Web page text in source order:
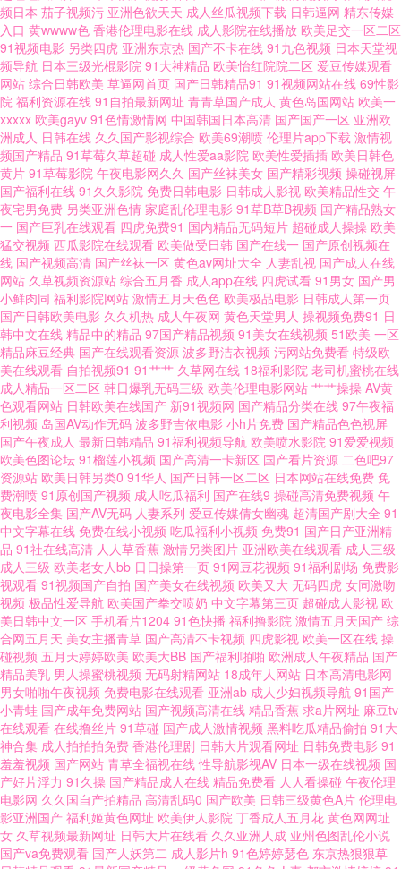
美肏屄人 传媒资源网站 欧美透明视频一区 97人人操人人爽 2012中文字幕国
语版 日韩精品在线导航 国产精品mv一区 91不卡精品国产乱码 国产激情视频
网站 亚洲喷奶水 欧美另类综合 草草浮力快猫 深夜激情av 国产一线中文字幕
一区国产三区 琪琪电影福利网2017 电影在线观 午夜色啪啪555wwwcom 欧
美国产日韩在线视频 岛国A片 婷婷五月色导航 韩国日本a级片 在线片播放 日
韩中文字幕高清 国产三級精品专区 在线中文国产制服欧美 日韩欧美中文字
幕涩涩 国产乱人视频免费观看 一级肏屄 欧美美女激情伦理一区二区三区四
区 精品国产区123 草莓福利导航 丝瓜黄瓜草莓向日 果冻传媒视频在线播放
产国VA 天天躁夜夜躁狠狠夜夜 九九久视频在线观看 96sao精 私人电影网 国
产人妻久久精品一区 亚洲日韩欧美国产专区 日本免费观看高清h片 国产福利
草草 亚洲精品国产综合99久久一区 欧美在线视频99 成全在线观看高清资源
天天看片 乱码中文字幕 97日韩欧美国产一区二区三区精品在线免费视频 肏
屄视频网址 午夜剧场直接免费观看 每天观看国 亚洲成熟女性毛 免费的日韩
欧美视频 超碰免费人人妻 少妇性爱娱乐影院 好姑娘3电视剧在线观看 成全高
清电影免费 国产一级黄国产综 亚洲综合91 老司机福利入口 AV黄色在线 日
韩精品一区国产精品 亚洲最大激情中文字幕 欧美深喉猛交一区二区 日本午
夜免费影院 国产精品出奶水一 亚洲观看视频在线观看 美女全光末满18勿进
91性生活短片 人妖av 豆花社区视频 他添的我好湿好 国产破苞第一次 中文字
幕视频一区 人人电影 后入小少妇 中文字幕人成乱码熟女 日本Aⅴ网站 国产午
频日本 茄子视频污 亚洲色欲天天 成人丝瓜视频下载 日韩逼网 精东传媒
入口 黄wwww色 香港伦理电影在线 成人影院在线播放 欧美足交一区二区
91视频电影 另类四虎 亚洲东京热 国产不卡在线 91九色视频 日本天堂视
频导航 日本三级光棍影院 91大神精品 欧美怡红院院二区 爱豆传媒观看
网站 综合日韩欧美 草逼网首页 国产日韩精品91 91视频网站在线 69性影
院 福利资源在线 91自拍最新网址 青青草国产成人 黄色岛国网站 欧美一
xxxxx 欧美gayv 91色情激情网 中国韩国日本高清 国产国产一区 亚洲欧
洲成人 日韩在线 久久国产影视综合 欧美69潮喷 伦理片app下载 激情视
频国产精品 91草莓久草超碰 成人性爱aa影院 欧美性爱插插 欧美日韩色
黄片 91草莓影院 午夜电影网久久 国产丝袜美女 国产精彩视频 操碰视屏
国产福利在线 91久久影院 免费日韩电影 日韩成人影视 欧美精品性交 午
夜宅男免费 另类亚洲色情 家庭乱伦理电影 91草B草B视频 国产精品熟女
一 国产巨乳在线观看 四虎免费91 国内精品无码短片 超碰成人操操 欧美
猛交视频 西瓜影院在线观看 欧美做受日韩 国产在线一 国产原创视频在
线 国产视频高清 国产丝袜一区 黄色av网址大全 人妻乱视 国产成人在线
网站 久草视频资源站 综合五月香 成人app在线 四虎试看 91男女 国产男
小鲜肉同 福利影院网站 激情五月天色色 欧美极品电影 日韩成人第一页
国产日韩欧美电影 久久机热 成人午夜网 黄色天堂男人 操视频免费91 日
韩中文在线 精品中的精品 97国产精品视频 91美女在线视频 51欧美 一区
精品麻豆经典 国产在线观看资源 波多野洁衣视频 污网站免费看 特级欧
美在线观看 自拍视频91 91艹艹 久草网在线 18福利影院 老司机蜜桃在线
成人精品一区二区 韩日爆乳无码三级 欧美伦理电影网站 艹艹操操 AV黄
色观看网站 日韩欧美在线国产 新91视频网 国产精品分类在线 97午夜福
利视频 岛国AV动作无码 波多野吉依电影 小h片免费 国产精品色色视屏
国产午夜成人 最新日韩精品 91福利视频导航 欧美喷水影院 91爱爱视频
欧美色图论坛 91榴莲小视频 国产高清一卡新区 国产看片资源 二色吧97
资源站 欧美日韩另类0 91华人 国产日韩一区二区 日本网站在线免费 免
费潮喷 91原创国产视频 成人吃瓜福利 国产在线9 操碰高清免费视频 午
夜电影全集 国产AV无码 人妻系列 爱豆传媒倩女幽魂 超清国产剧大全 91
中文字幕在线 免费在线小视频 吃瓜福利小视频 免费91 国产日产亚洲精
品 91社在线高清 人人草香蕉 激情另类图片 亚洲欧美在线观看 成人三级
成人三级 欧美老女人bb 日日操第一页 91网豆花视频 91福利剧场 免费影
视观看 91视频国产自拍 国产美女在线视频 欧美又大 无码四虎 女同激吻
视频 极品性爱导航 欧美国产拳交喷奶 中文字幕第三页 超碰成人影视 欧
美日韩中文一区 手机看片1204 91色快播 福利撸影院 激情五月天国产 综
合网五月天 美女主播青草 国产高清不卡视频 四虎影视 欧美一区在线 操
碰视频 五月天婷婷欧美 欧美大BB 国产福利啪啪 欧洲成人午夜精品 国产
精品美乳 男人操蜜桃视频 无码射精网站 18成年人网站 日本高清电影网
男女啪啪午夜视频 免费电影在线观看 亚洲ab 成人少妇视频导航 91国产
小青蛙 国产成年免费网站 国产视频高清在线 精品香蕉 求a片网址 麻豆tv
在线观看 在线撸丝片 91草碰 国产成人激情视频 黑料吃瓜精品偷拍 91大
神合集 成人拍拍拍免费 香港伦理剧 日韩大片观看网址 日韩免费电影 91
羞羞视频 国产网站 青草全福视在线 性导航影视AV 日本一级在线视频 国
产好片浮力 91久操 国产精品成人在线 精品免费看 人人看操碰 午夜伦理
电影网 久久国自产拍精品 高清乱码0 国产欧美 日韩三级黄色A片 伦理电
影亚洲国产 福利姬黄色网址 欧美伊人影院 丁香成人五月花 黄色网网址
女 久草视频最新网址 日韩大片在线看 久久亚洲人成 亚州色图乱伦小说
国产va免费观看 国产人妖第二 成人影片h 91色婷婷瑟色 东京热狠狠草